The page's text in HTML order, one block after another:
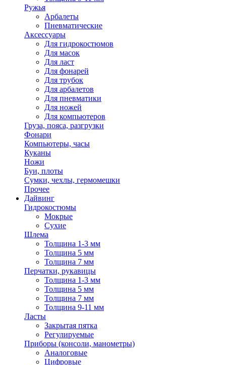
Ружья
Арбалеты
Пневматические
Аксессуары
Для гидрокостюмов
Для масок
Для ласт
Для фонарей
Для трубок
Для арбалетов
Для пневматики
Для ножей
Для компьютеров
Груза, пояса, разгрузки
Фонари
Компьютеры, часы
Куканы
Ножи
Буи, плоты
Сумки, чехлы, гермомешки
Прочее
Дайвинг
Гидрокостюмы
Мокрые
Сухие
Шлема
Толщина 1-3 мм
Толщина 5 мм
Толщина 7 мм
Перчатки, рукавицы
Толщина 1-3 мм
Толщина 5 мм
Толщина 7 мм
Толщина 9-11 мм
Ласты
Закрытая пятка
Регулируемые
Приборы (консоли, манометры)
Аналоговые
Цифровые